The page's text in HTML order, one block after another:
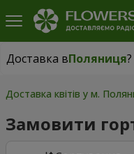
Доставка вПоляниця?
Доставка вПоляниця|
Доставка квітів у м.
Замовити